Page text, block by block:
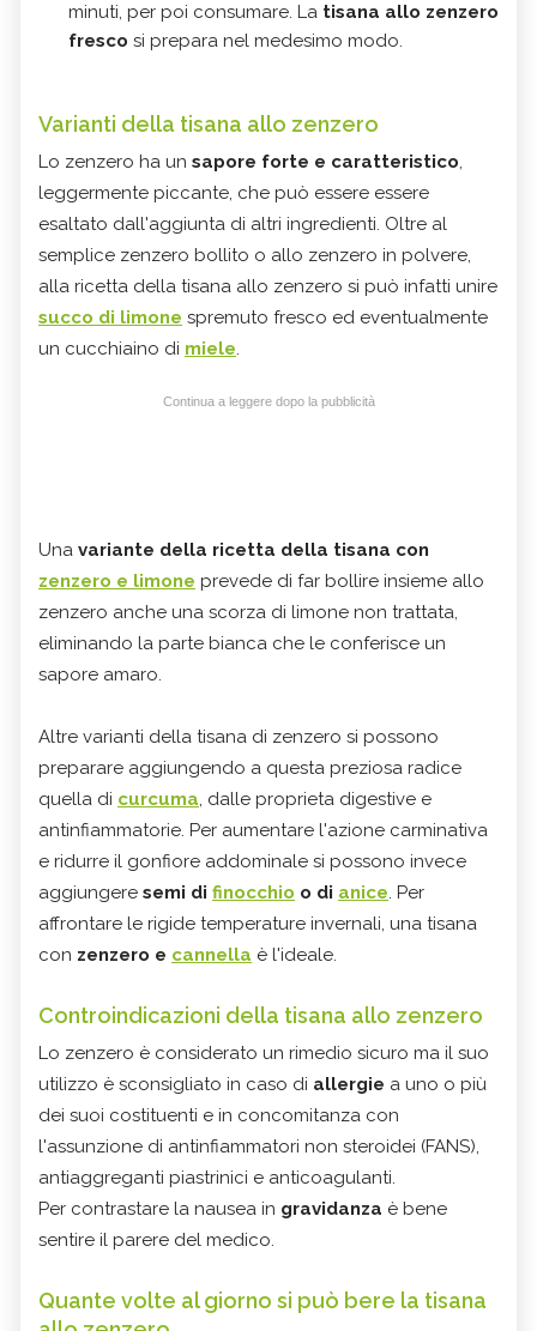
minuti, per poi consumare. La tisana allo zenzero
fresco si prepara nel medesimo modo.
Varianti della tisana allo zenzero
Lo zenzero ha un sapore forte e caratteristico,
leggermente piccante, che può essere essere
esaltato dall'aggiunta di altri ingredienti. Oltre al
semplice zenzero bollito o allo zenzero in polvere,
alla ricetta della tisana allo zenzero si può infatti unire
succo di limone spremuto fresco ed eventualmente
un cucchiaino di miele.
Continua a leggere dopo la pubblicità
Una variante della ricetta della tisana con
zenzero e limone prevede di far bollire insieme allo
zenzero anche una scorza di limone non trattata,
eliminando la parte bianca che le conferisce un
sapore amaro.
Altre varianti della tisana di zenzero si possono
preparare aggiungendo a questa preziosa radice
quella di curcuma, dalle proprieta digestive e
antinfiammatorie. Per aumentare l'azione carminativa
e ridurre il gonfiore addominale si possono invece
aggiungere semi di finocchio o di anice. Per
affrontare le rigide temperature invernali, una tisana
con zenzero e cannella è l'ideale.
Controindicazioni della tisana allo zenzero
Lo zenzero è considerato un rimedio sicuro ma il suo
utilizzo è sconsigliato in caso di allergie a uno o più
dei suoi costituenti e in concomitanza con
l'assunzione di antinfiammatori non steroidei (FANS),
antiaggreganti piastrinici e anticoagulanti.
Per contrastare la nausea in gravidanza è bene
sentire il parere del medico.
Quante volte al giorno si può bere la tisana